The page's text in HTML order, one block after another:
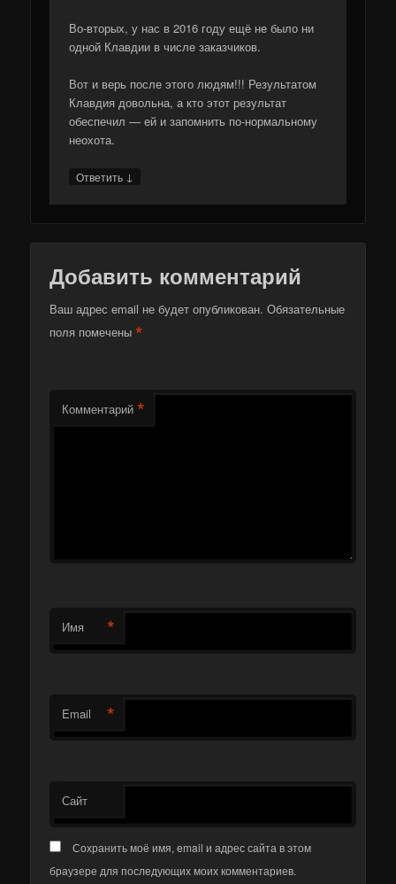
Во-вторых, у нас в 2016 году ещё не было ни
одной Клавдии в числе заказчиков.
Вот и верь после этого людям!!! Результатом
Клавдия довольна, а кто этот результат
обеспечил — ей и запомнить по-нормальному
неохота.
Ответить ↓
Добавить комментарий
Ваш адрес email не будет опубликован. Обязательные
поля помечены*
Комментарий *
Имя *
Email *
Сайт
Сохранить моё имя, email и адрес сайта в этом
браузере для последующих моих комментариев.